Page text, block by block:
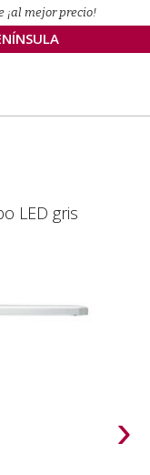
¡al mejor precio!
LED gris
›